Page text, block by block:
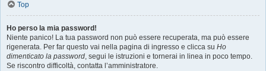
Top
Ho perso la mia password!
Niente panico! La tua password non può essere recuperata, ma può essere
rigenerata. Per far questo vai nella pagina di ingresso e clicca su Ho
dimenticato la password, segui le istruzioni e tornerai in linea in poco tempo.
Se riscontro difficoltà, contatta l’amministratore.